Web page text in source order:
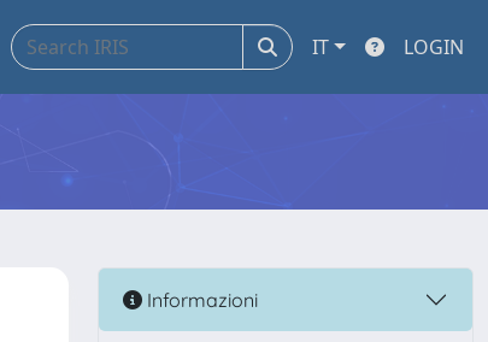
IT LOGIN
Informazioni